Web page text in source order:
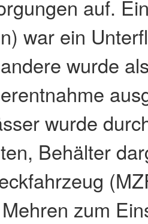
auf.
war ein
wurde
wurde
Behälter
zum